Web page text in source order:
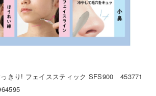
きり! フェイススティック SFS900 453771